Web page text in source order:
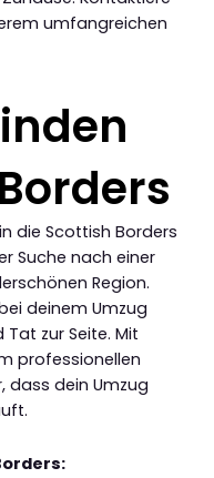
umfangreichen
die Scottish Borders
Suche nach einer
Region.
deinem Umzug
zur Seite. Mit
professionellen
dass dein Umzug